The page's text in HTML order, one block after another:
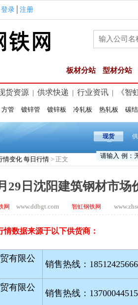
登录 注册
板材分站 型材分站
货资源 供求快递 行业资讯 《智
方管 镀锌管 镀锌板 冷轧板 热轧板 碳
现货
情变化 每日行情 > 正文
29日沈阳建筑钢材市场
网 www.ddbgt.com 智虹钢铁网
数据来源于以下供货商：
有限公
销售热线： 18512425666
有限公
销售热线： 13700044515